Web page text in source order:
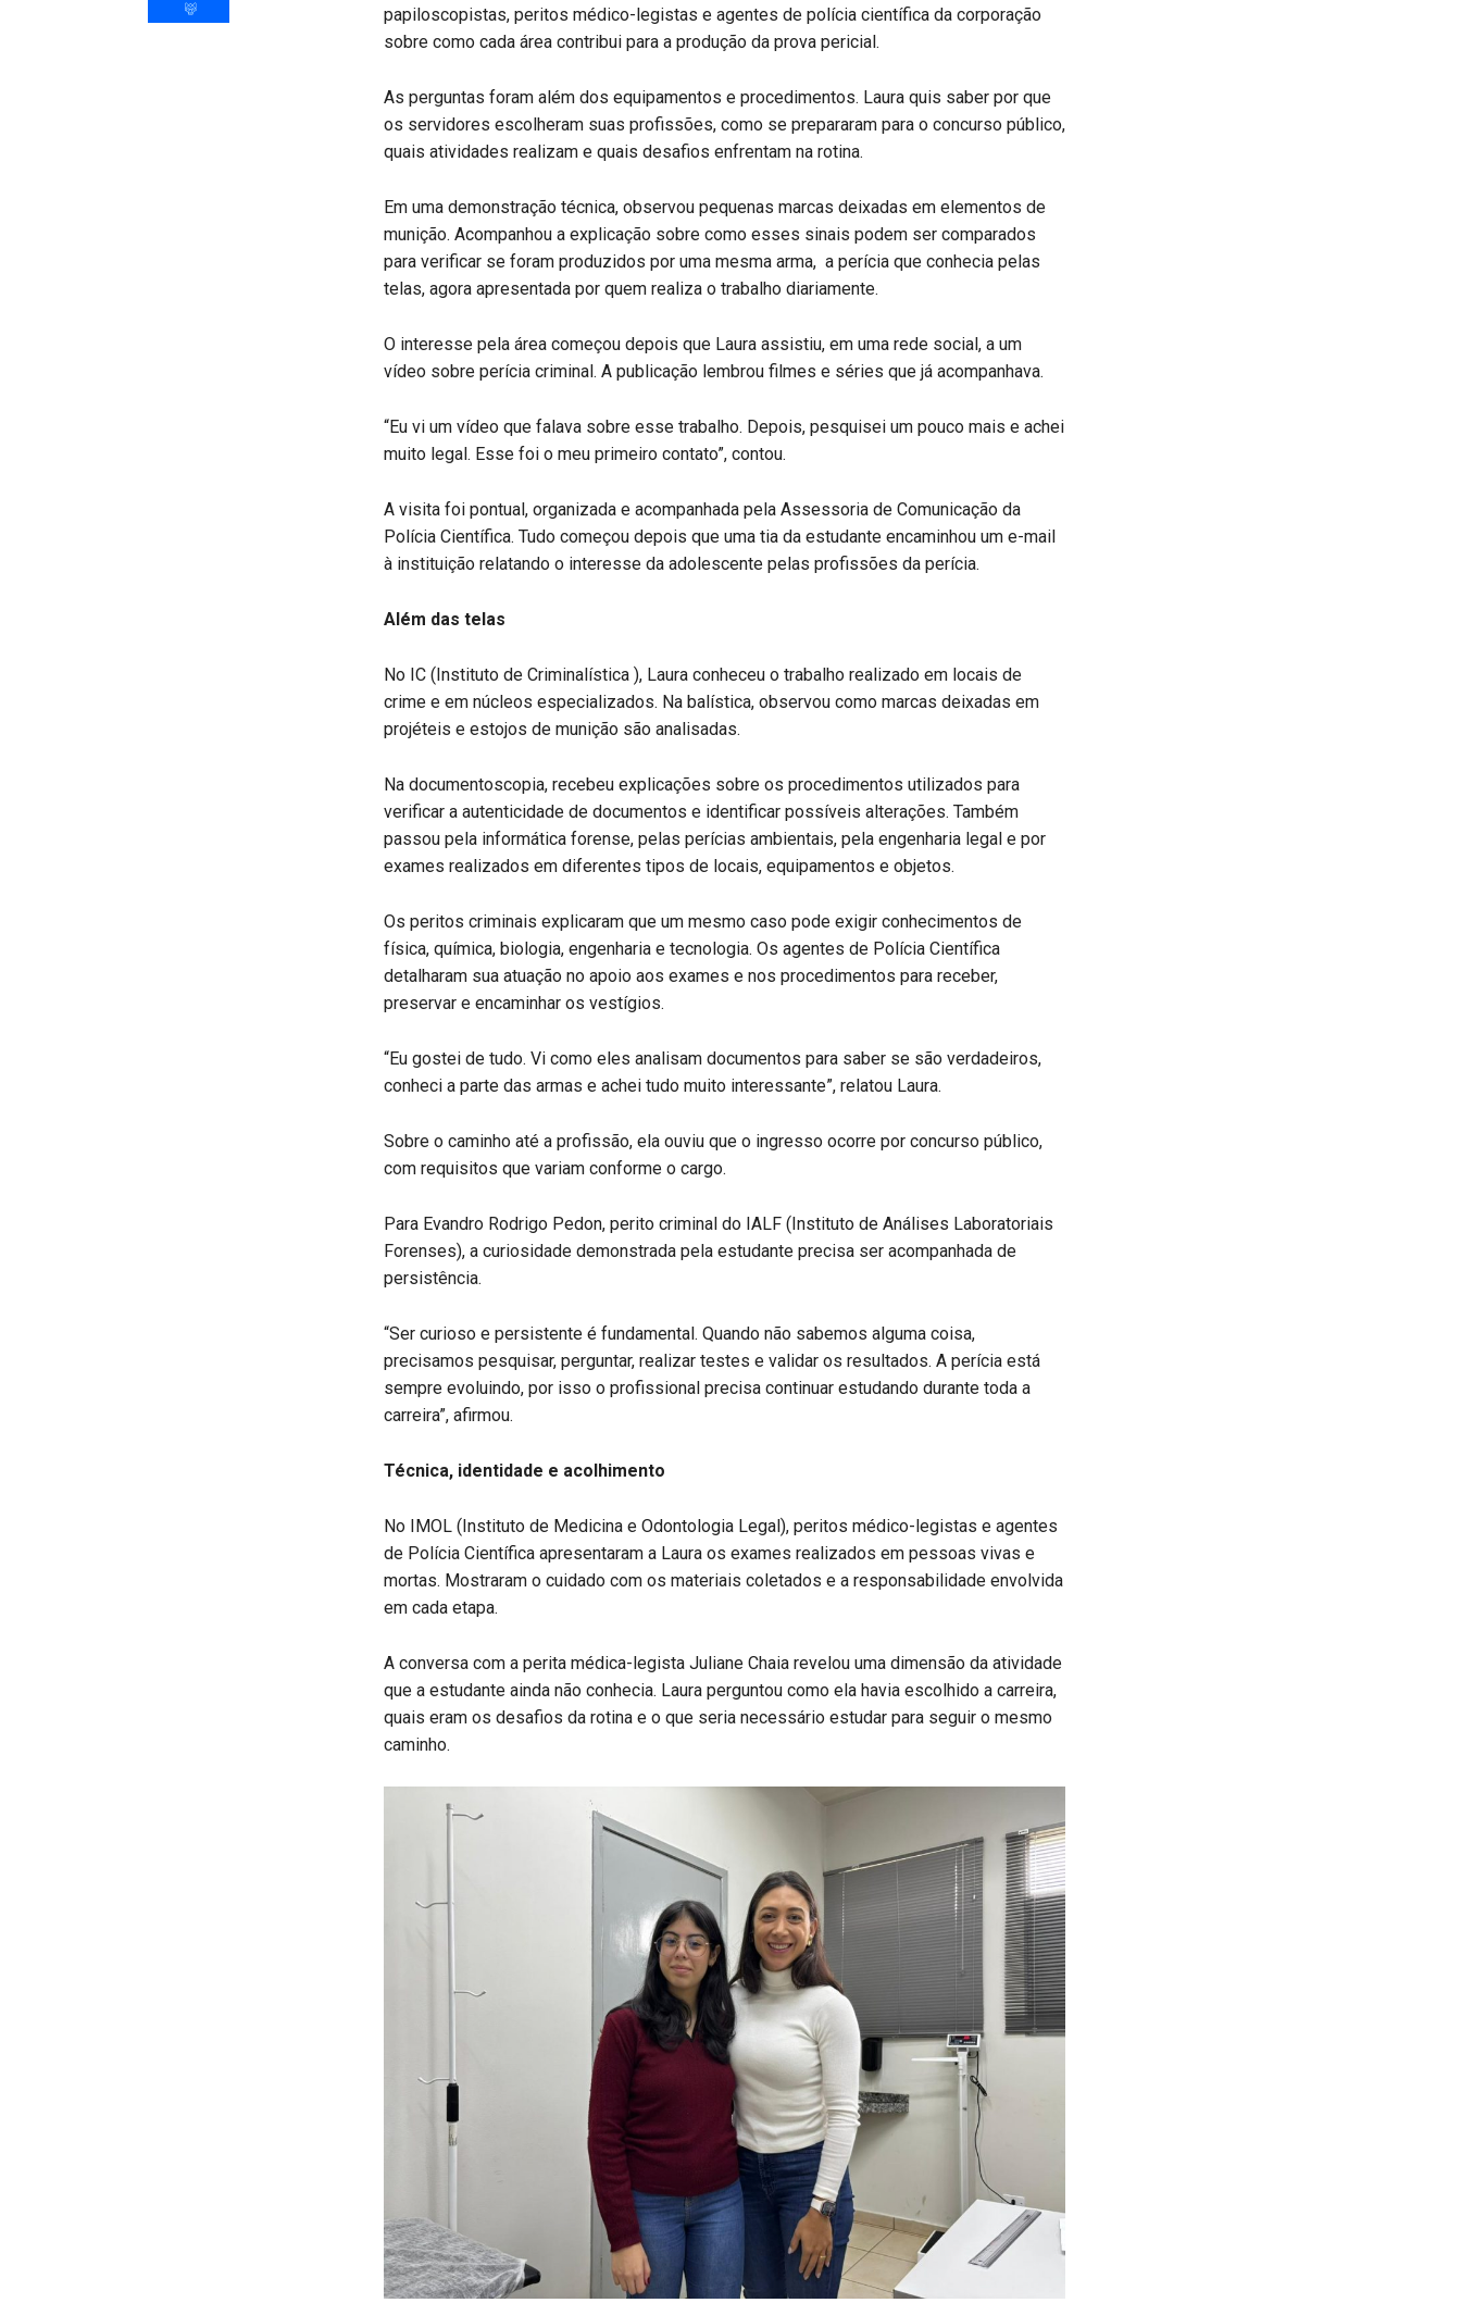
papiloscopistas, peritos médico-legistas e agentes de polícia científica da corporação
sobre como cada área contribui para a produção da prova pericial.
As perguntas foram além dos equipamentos e procedimentos. Laura quis saber por que
os servidores escolheram suas profissões, como se prepararam para o concurso público,
quais atividades realizam e quais desafios enfrentam na rotina.
Em uma demonstração técnica, observou pequenas marcas deixadas em elementos de
munição. Acompanhou a explicação sobre como esses sinais podem ser comparados
para verificar se foram produzidos por uma mesma arma, a perícia que conhecia pelas
telas, agora apresentada por quem realiza o trabalho diariamente.
O interesse pela área começou depois que Laura assistiu, em uma rede social, a um
vídeo sobre perícia criminal. A publicação lembrou filmes e séries que já acompanhava.
“Eu vi um vídeo que falava sobre esse trabalho. Depois, pesquisei um pouco mais e achei
muito legal. Esse foi o meu primeiro contato”, contou.
A visita foi pontual, organizada e acompanhada pela Assessoria de Comunicação da
Polícia Científica. Tudo começou depois que uma tia da estudante encaminhou um e-mail
à instituição relatando o interesse da adolescente pelas profissões da perícia.
Além das telas
No IC (Instituto de Criminalística ), Laura conheceu o trabalho realizado em locais de
crime e em núcleos especializados. Na balística, observou como marcas deixadas em
projéteis e estojos de munição são analisadas.
Na documentoscopia, recebeu explicações sobre os procedimentos utilizados para
verificar a autenticidade de documentos e identificar possíveis alterações. Também
passou pela informática forense, pelas perícias ambientais, pela engenharia legal e por
exames realizados em diferentes tipos de locais, equipamentos e objetos.
Os peritos criminais explicaram que um mesmo caso pode exigir conhecimentos de
física, química, biologia, engenharia e tecnologia. Os agentes de Polícia Científica
detalharam sua atuação no apoio aos exames e nos procedimentos para receber,
preservar e encaminhar os vestígios.
“Eu gostei de tudo. Vi como eles analisam documentos para saber se são verdadeiros,
conheci a parte das armas e achei tudo muito interessante”, relatou Laura.
Sobre o caminho até a profissão, ela ouviu que o ingresso ocorre por concurso público,
com requisitos que variam conforme o cargo.
Para Evandro Rodrigo Pedon, perito criminal do IALF (Instituto de Análises Laboratoriais
Forenses), a curiosidade demonstrada pela estudante precisa ser acompanhada de
persistência.
“Ser curioso e persistente é fundamental. Quando não sabemos alguma coisa,
precisamos pesquisar, perguntar, realizar testes e validar os resultados. A perícia está
sempre evoluindo, por isso o profissional precisa continuar estudando durante toda a
carreira”, afirmou.
Técnica, identidade e acolhimento
No IMOL (Instituto de Medicina e Odontologia Legal), peritos médico-legistas e agentes
de Polícia Científica apresentaram a Laura os exames realizados em pessoas vivas e
mortas. Mostraram o cuidado com os materiais coletados e a responsabilidade envolvida
em cada etapa.
A conversa com a perita médica-legista Juliane Chaia revelou uma dimensão da atividade
que a estudante ainda não conhecia. Laura perguntou como ela havia escolhido a carreira,
quais eram os desafios da rotina e o que seria necessário estudar para seguir o mesmo
caminho.